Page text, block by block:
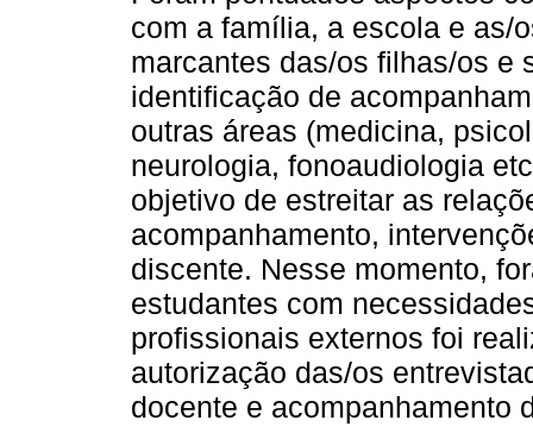
com a família, a escola e as/
marcantes das/os filhas/os e
identificação de
outras áreas (medicina,
neurologia, fonoaudiologia
objetivo de estreitar as
acompanhamento,
discente. Nesse momento,
estudantes com
profissionais externos foi
autorização das/os
docente e acompanhamento